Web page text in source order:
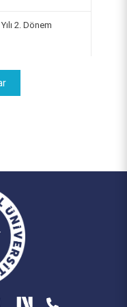
2. Dönem